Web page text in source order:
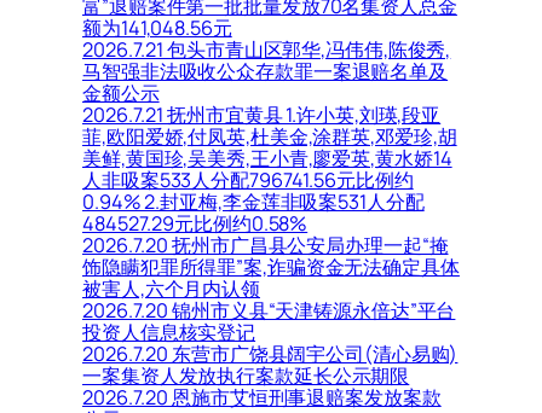
富”退赔案件第一批批量发放70名集资人总金
额为141,048.56元
2026.7.21 包头市青山区郭华,冯伟伟,陈俊秀,
马智强非法吸收公众存款罪一案退赔名单及
金额公示
2026.7.21 抚州市宜黄县 1.许小英,刘瑛,段亚
菲,欧阳爱娇,付凤英,杜美金,涂群英,邓爱珍,胡
美鲜,黄国珍,吴美秀,王小青,廖爱英,黄水娇14
人非吸案533人分配796741.56元比例约
0.94% 2.封亚梅,李金莲非吸案531人分配
484527.29元比例约0.58%
2026.7.20 抚州市广昌县公安局办理一起“掩
饰隐瞒犯罪所得罪”案,诈骗资金无法确定具体
被害人,六个月内认领
2026.7.20 锦州市义县“天津铸源永倍达”平台
投资人信息核实登记
2026.7.20 东营市广饶县阔宇公司(清心易购)
一案集资人发放执行案款延长公示期限
2026.7.20 恩施市艾恒刑事退赔案发放案款